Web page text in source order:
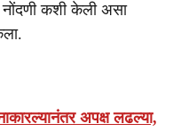
नोंदणी कशी केली असा
अपक्ष लढल्या,